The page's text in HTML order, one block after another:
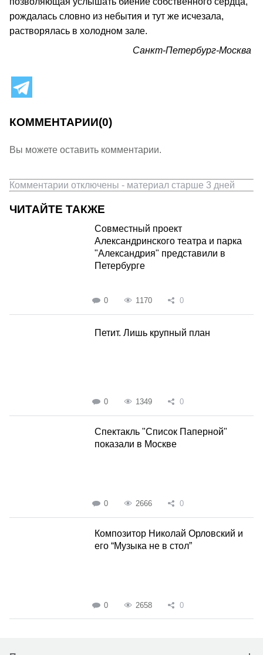
рождалась словно из небытия и тут же исчезала,
растворялась в холодном зале.
Санкт-Петербург-Москва
КОММЕНТАРИИ(0)
Вы можете оставить комментарии.
Комментарии отключены - материал старше 3 дней
ЧИТАЙТЕ ТАКЖЕ
Совместный проект
Александринского театра и парка
"Александрия" представили в
Петербурге
0 1170 0
Петит. Лишь крупный план
0 1349 0
Спектакль "Список Паперной"
показали в Москве
0 2666 0
Композитор Николай Орловский и
его “Музыка не в стол”
0 2658 0